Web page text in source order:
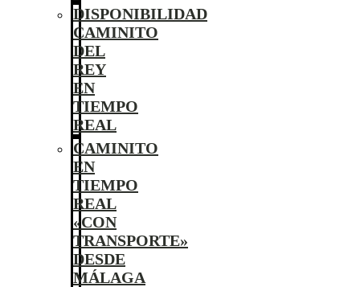
DISPONIBILIDAD
CAMINITO
DEL
REY
EN
TIEMPO
REAL
CAMINITO
EN
TIEMPO
REAL
«CON
TRANSPORTE»
DESDE
MÁLAGA